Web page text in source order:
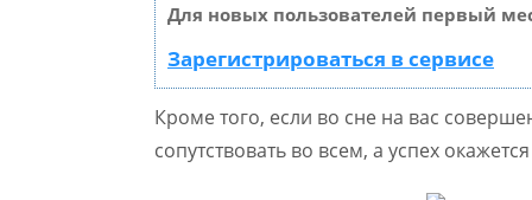
Для новых пользователей первый
Зарегистрироваться в сервисе
Кроме того, если во сне на вас
сопутствовать во всем, а успех